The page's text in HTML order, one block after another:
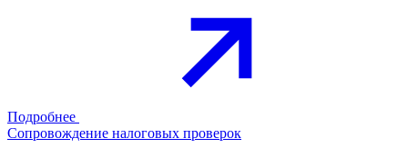
Подробнее
Сопровождение налоговых проверок